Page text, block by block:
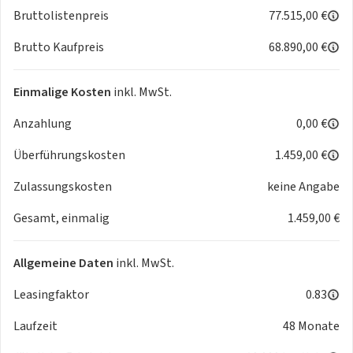
- Elektrische Luftzusatzheizung
Sicherheit
- ESP (el. Stabilitäts Programm)
- Elektronische Wegfahrsperre
- Totwinkel-Assistent
- Spurhalteassistent
- Müdigkeitswarnsystem
- Notrufsystem
- Notbremsassistent
- Blendfreies Fernlicht
- Ausweichassistent und Abbiegeassistent
Bruttolistenpreis
77.515,00 €
Brutto Kaufpreis
68.890,00 €
Einmalige Kosten inkl. MwSt.
Anzahlung
0,00 €
Überführungskosten
1.459,00 €
Zulassungskosten
keine Angabe
Gesamt, einmalig
1.459,00 €
Allgemeine Daten inkl. MwSt.
Leasingfaktor
0.83
Laufzeit
48 Monate